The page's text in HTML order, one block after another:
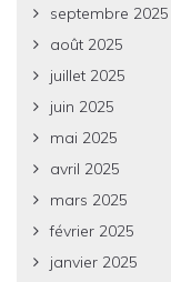
septembre 2025
août 2025
juillet 2025
juin 2025
mai 2025
avril 2025
mars 2025
février 2025
janvier 2025